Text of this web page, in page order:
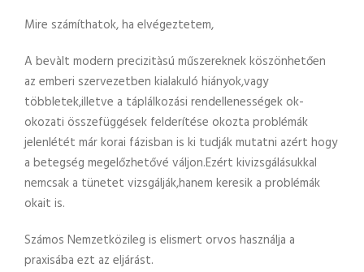
Mire számíthatok, ha elvégeztetem,
A bevàlt modern precizitàsú műszereknek köszönhetően
az emberi szervezetben kialakuló hiányok,vagy
többletek,illetve a táplálkozási rendellenességek ok-
okozati összefüggések felderítése okozta problémák
jelenlétét már korai fázisban is ki tudják mutatni azért hogy
a betegség megelőzhetővé váljon.Ezért kivizsgálásukkal
nemcsak a tünetet vizsgálják,hanem keresik a problémák
okait is.
Számos Nemzetközileg is elismert orvos használja a
praxisába ezt az eljárást.